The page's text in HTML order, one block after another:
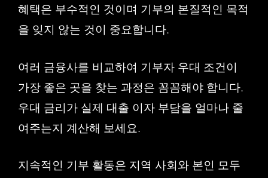
혜택은 부수적인 것이며 기부의 본질적인 목적
을 잊지 않는 것이 중요합니다.
여러 금융사를 비교하여 기부자 우대 조건이
가장 좋은 곳을 찾는 과정은 꼼꼼해야 합니다.
우대 금리가 실제 대출 이자 부담을 얼마나 줄
여주는지 계산해 보세요.
지속적인 기부 활동은 지역 사회와 본인 모두